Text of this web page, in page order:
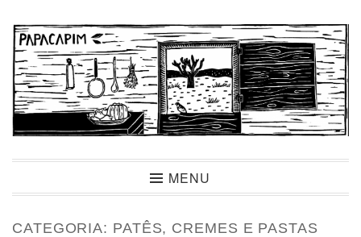
para
conteúdo
PapacapimMENU
CATEGORIA: PATÊS, CREMES E PASTAS